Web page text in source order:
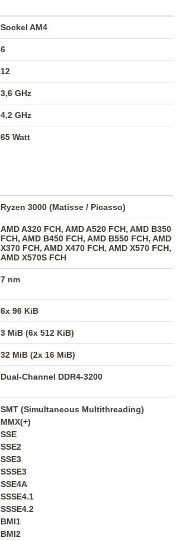
Sockel AM4
6
12
3,6 GHz
4,2 GHz
65 Watt
Ryzen 3000 (Matisse / Picasso)
AMD A320 FCH, AMD A520 FCH, AMD B350
FCH, AMD B450 FCH, AMD B550 FCH, AMD
X370 FCH, AMD X470 FCH, AMD X570 FCH,
AMD X570S FCH
7 nm
6x 96 KiB
3 MiB (6x 512 KiB)
32 MiB (2x 16 MiB)
Dual-Channel DDR4-3200
SMT (Simultaneous Multithreading)
MMX(+)
SSE
SSE2
SSE3
SSSE3
SSE4A
SSSE4.1
SSSE4.2
BMI1
BMI2